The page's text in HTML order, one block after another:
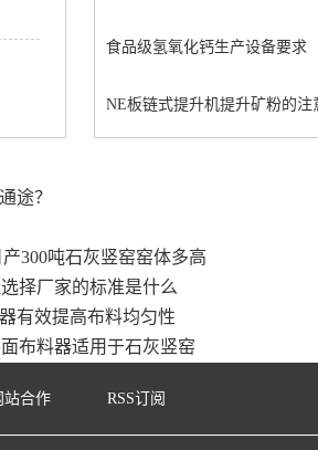
食品级氢氧化钙生产设备要求
NE板链式提升机提升矿粉的注
途？
产300吨石灰竖窑窑体多高
择厂家的标准是什么
有效提高布料均匀性
布料器适用于石灰竖窑
站合作 RSS订阅